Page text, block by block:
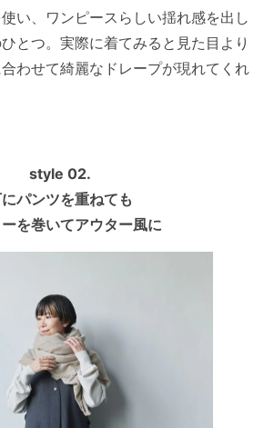
使い、ワンピースらしい揺れ感を出し
とつ。実際に着てみると見た目より
わせて綺麗なドレープが現れてくれ
style 02.
パンツを重ねても
を巻いてアウター風に